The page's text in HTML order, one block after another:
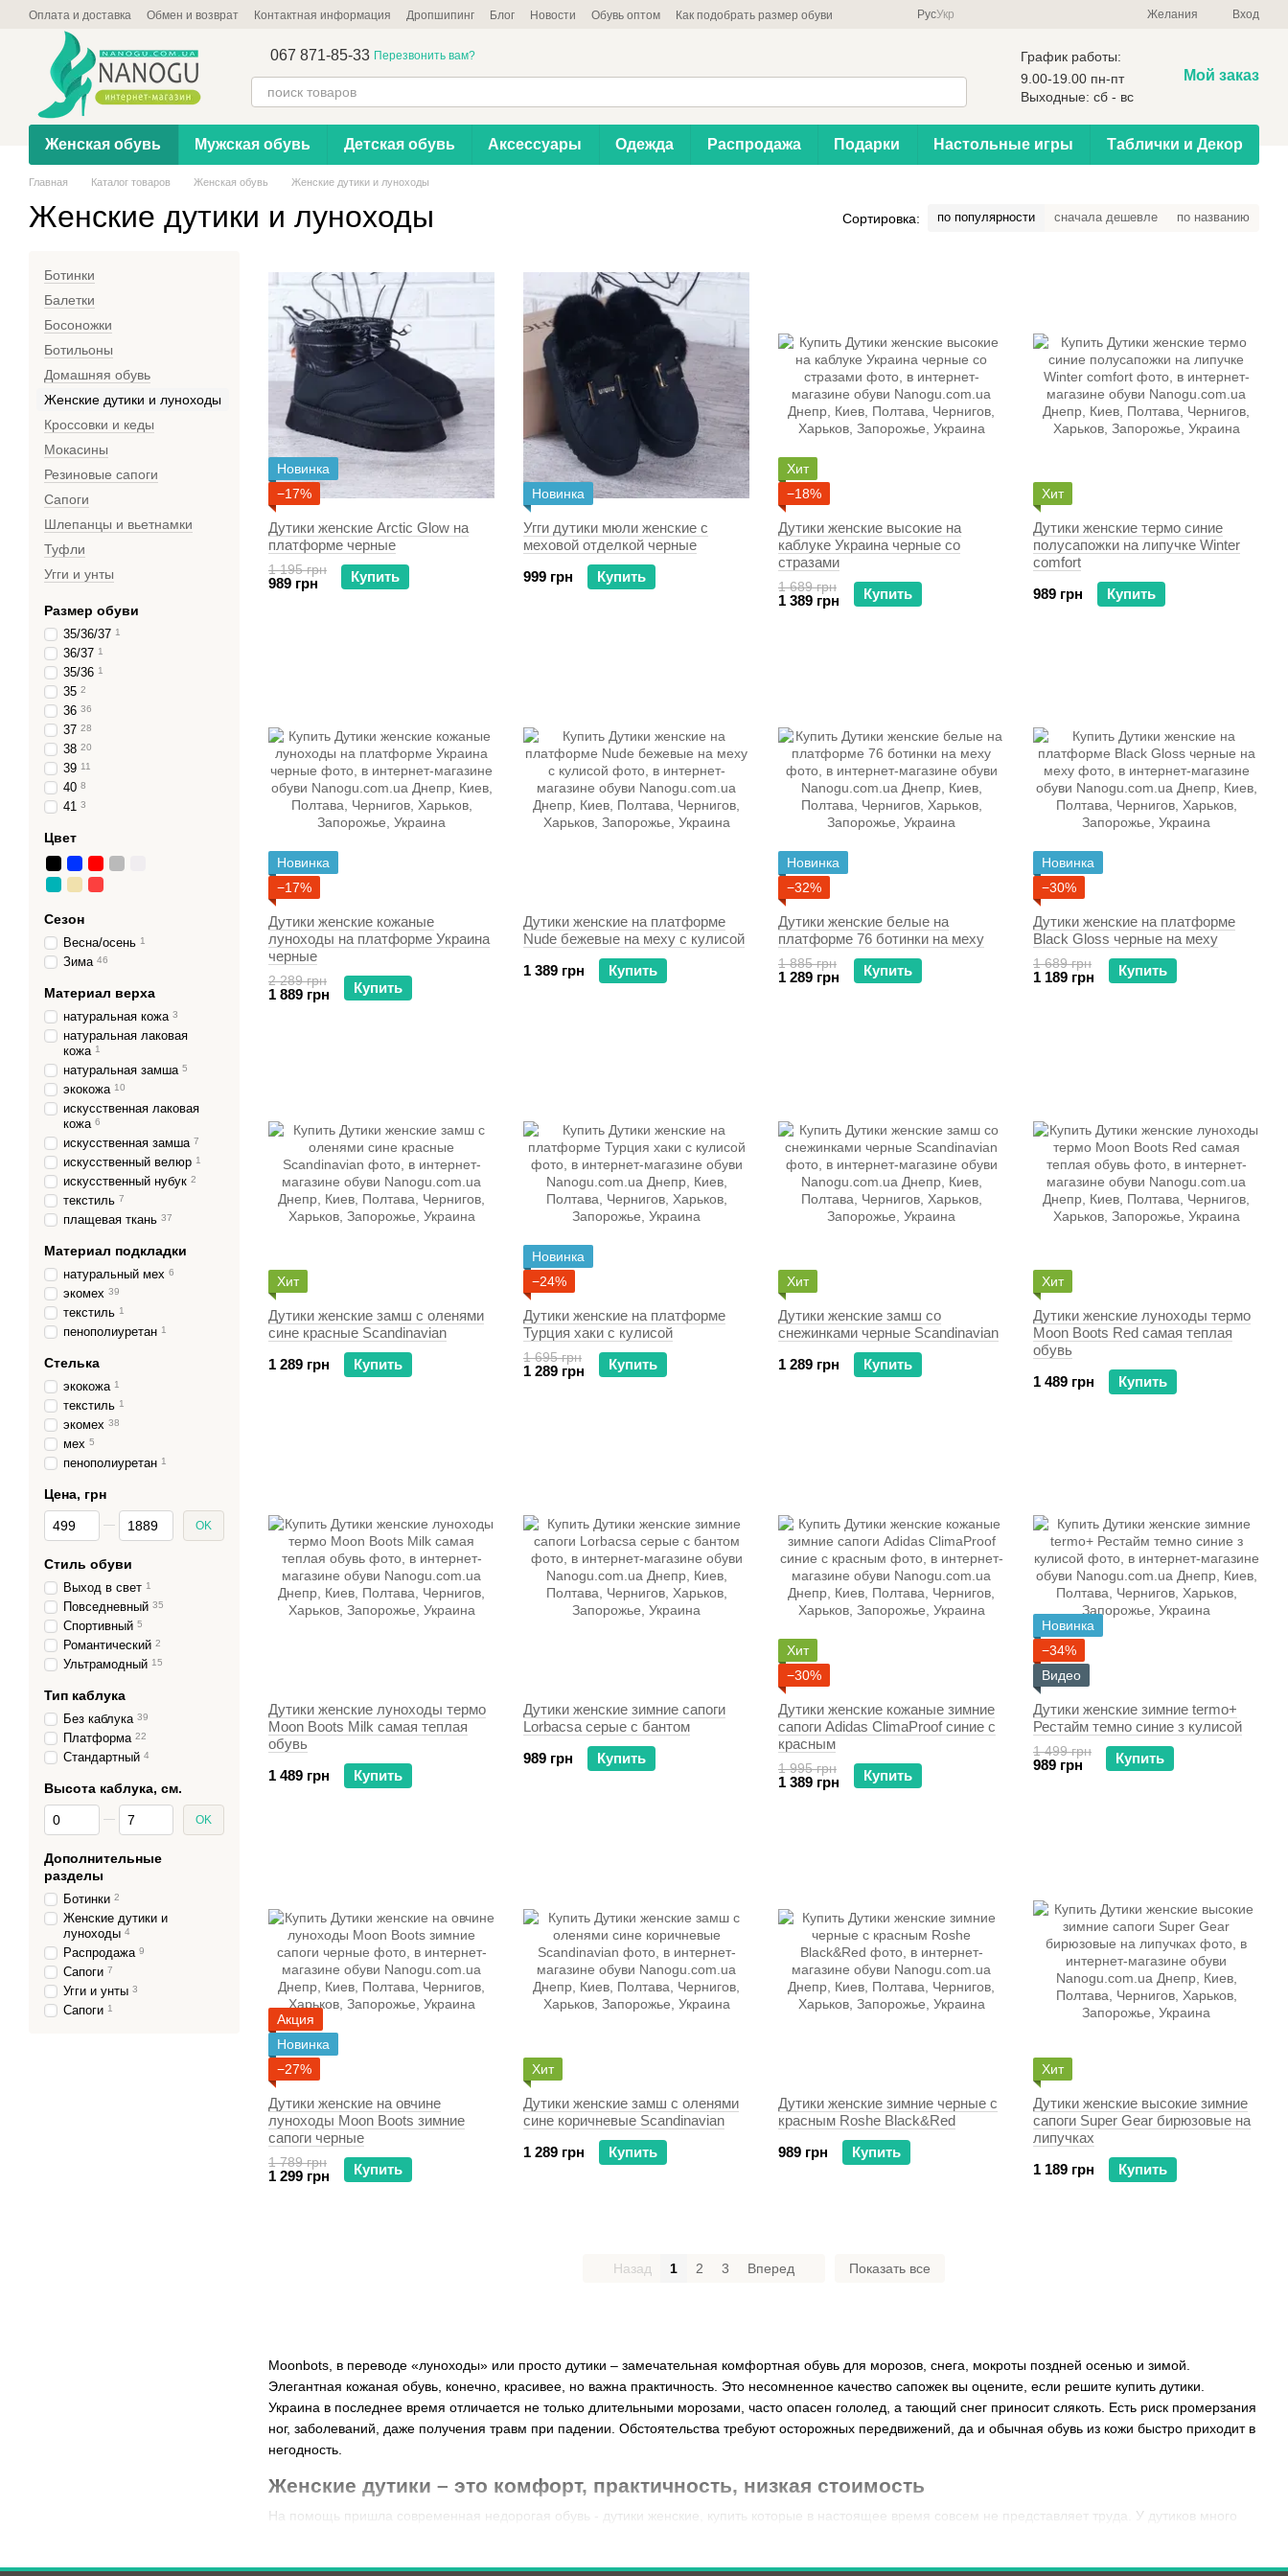
Перейти к основному контенту
Оплата и доставка Обмен и возврат Контактная информация Дропшипинг Блог Новости Обувь оптом Как подобрать размер обуви РусУкр Желания Вход
067 871-85-33 Перезвонить вам?
График работы:
9.00-19.00 пн-пт
Выходные: сб - вс
Мой заказ
Женская обувь Мужская обувь Детская обувь Аксессуары Одежда Распродажа Подарки Настольные игры Таблички и Декор
Главная Каталог товаров Женская обувь Женские дутики и луноходы
Женские дутики и луноходы Сортировка: по популярности сначала дешевле по названию
Moonbots, в переводе «луноходы» или просто дутики – замечательная комфортная обувь для морозов, снега, мокроты поздней осенью и зимой.
Элегантная кожаная обувь, конечно, красивее, но важна практичность. Это несомненное качество сапожек вы оцените, если решите купить дутики.
Украина в последнее время отличается не только длительными морозами, часто опасен гололед, а тающий снег приносит слякоть. Есть риск промерзания
ног, заболеваний, даже получения травм при падении. Обстоятельства требуют осторожных передвижений, да и обычная обувь из кожи быстро приходит в
негодность.
Женские дутики – это комфорт, практичность, низкая стоимость
На помощь пришла современная недорогая обувь - дутики женские, купить которые в настоящее время совсем не представляет труда. У дутиков много
они прекрасно защищают от холода, влаги (выполнены в три слоя: водоотталкивающий верхний, термический средний, утеплительный внутренний,
Новинка
−17%
Дутики женские Arctic Glow на
платформе черные
1 195 грн
989 грн Купить
Новинка
Угги дутики мюли женские с
меховой отделкой черные
999 грн
Купить
Хит
−18%
Дутики женские высокие на
каблуке Украина черные со
стразами
1 689 грн
1 389 грн Купить
Хит
Дутики женские термо синие
полусапожки на липучке Winter
comfort
989 грн
Купить
Новинка
−17%
Дутики женские кожаные
луноходы на платформе Украина
черные
2 289 грн
1 889 грн Купить
Дутики женские на платформе
Nude бежевые на меху с кулисой
1 389 грн
Купить
Новинка
−32%
Дутики женские белые на
платформе 76 ботинки на меху
1 885 грн
1 289 грн Купить
Новинка
−30%
Дутики женские на платформе
Black Gloss черные на меху
1 689 грн
1 189 грн Купить
Хит
Дутики женские замш с оленями
сине красные Scandinavian
1 289 грн
Купить
Новинка
−24%
Дутики женские на платформе
Турция хаки с кулисой
1 695 грн
1 289 грн Купить
Хит
Дутики женские замш со
снежинками черные Scandinavian
1 289 грн
Купить
Хит
Дутики женские луноходы термо
Moon Boots Red самая теплая
обувь
1 489 грн
Купить
Дутики женские луноходы термо
Moon Boots Milk самая теплая
обувь
1 489 грн
Купить
Дутики женские зимние сапоги
Lorbacsa серые с бантом
989 грн
Купить
Хит
−30%
Дутики женские кожаные зимние
сапоги Adidas ClimaProof синие с
красным
1 995 грн
1 389 грн Купить
Новинка
−34%
Видео
Дутики женские зимние termo+
Рестайм темно синие з кулисой
1 499 грн
989 грн Купить
Акция
Новинка
−27%
Дутики женские на овчине
луноходы Moon Boots зимние
сапоги черные
1 789 грн
1 299 грн Купить
Хит
Дутики женские замш с оленями
сине коричневые Scandinavian
1 289 грн
Купить
Дутики женские зимние черные с
красным Roshe Black&Red
989 грн
Купить
Хит
Дутики женские высокие зимние
сапоги Super Gear бирюзовые на
липучках
1 189 грн
Купить
Назад 1 2 3 Вперед Показать все
Ботинки
Балетки
Босоножки
Ботильоны
Домашняя обувь
Женские дутики и луноходы
Кроссовки и кеды
Мокасины
Резиновые сапоги
Сапоги
Шлепанцы и вьетнамки
Туфли
Угги и унты
Размер обуви
35/36/37 1
36/37 1
35/36 1
35 2
36 36
37 28
38 20
39 11
40 8
41 3
Цвет
Сезон
Весна/осень 1
Зима 46
Материал верха
натуральная кожа 3
натуральная лаковая
кожа 1
натуральная замша 5
экокожа 10
искусственная лаковая
кожа 6
искусственная замша 7
искусственный велюр 1
искусственный нубук 2
текстиль 7
плащевая ткань 37
Материал подкладки
натуральный мех 6
экомех 39
текстиль 1
пенополиуретан 1
Стелька
экокожа 1
текстиль 1
экомех 38
мех 5
пенополиуретан 1
Цена, грн
От Цена, грн
До Цена, грн OK
Стиль обуви
Выход в свет 1
Повседневный 35
Спортивный 5
Романтический 2
Ультрамодный 15
Тип каблука
Без каблука 39
Платформа 22
Стандартный 4
Высота каблука, см.
От Высота каблука, см.
До Высота каблука, см. OK
Дополнительные
разделы
Ботинки 2
Женские дутики и
луноходы 4
Распродажа 9
Сапоги 7
Угги и унты 3
Сапоги 1